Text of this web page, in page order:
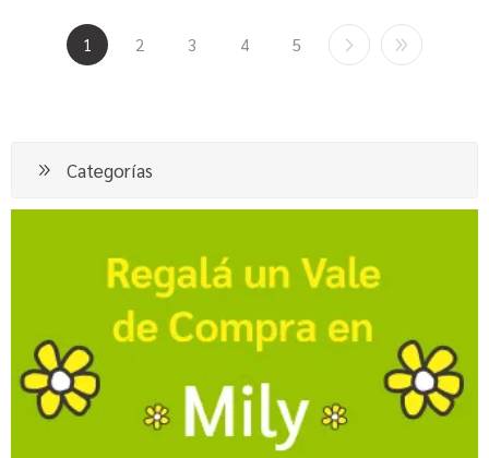
1 2 3 4 5
Categorías